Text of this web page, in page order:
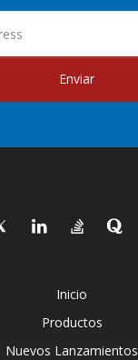
Enviar
Inicio
Productos
Nuevos Lanzamientos